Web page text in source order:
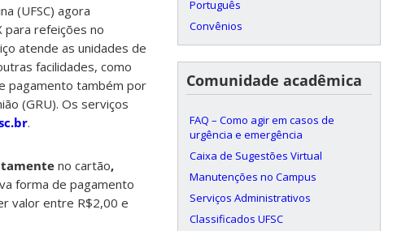
(UFSC) agora
para refeições no
atende as unidades de
facilidades, como
pagamento também por
(GRU). Os serviços
.
no cartão,
forma de pagamento
valor entre R$2,00 e
Português
Convênios
Comunidade acadêmica
FAQ – Como agir em casos de
urgência e emergência
Caixa de Sugestões Virtual
Manutenções no Campus
Serviços Administrativos
Classificados UFSC